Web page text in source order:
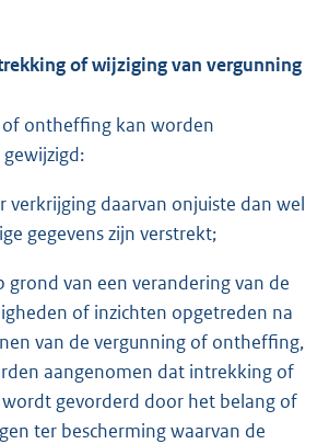
of wijziging van vergunning
of ontheffing kan worden
verkrijging daarvan onjuiste dan wel
gegevens zijn verstrekt;
grond van een verandering van de
of inzichten opgetreden na
van de vergunning of ontheffing,
aangenomen dat intrekking of
gevorderd door het belang of
ter bescherming waarvan de